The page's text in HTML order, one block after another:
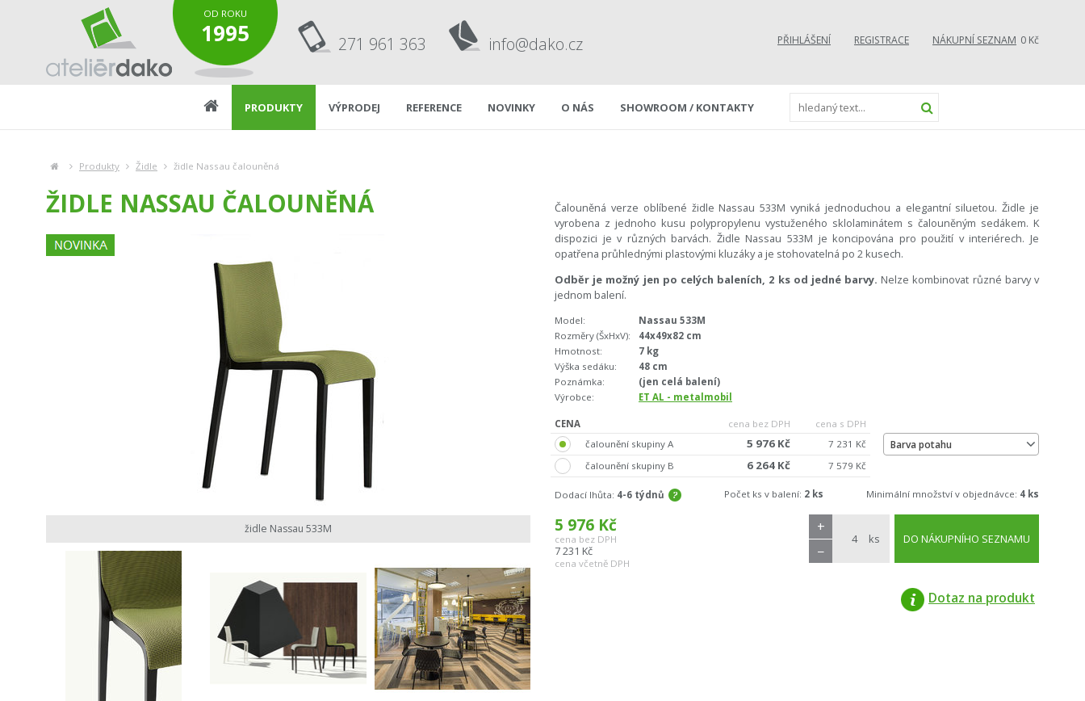
OD ROKU
1995 271 961 363 info@dako.cz PŘIHLÁŠENÍ REGISTRACE NÁKUPNÍ SEZNAM 0 Kč
PRODUKTY VÝPRODEJ REFERENCE NOVINKY O NÁS SHOWROOM / KONTAKTY
Produkty Židle židle Nassau čalouněná
ŽIDLE NASSAU ČALOUNĚNÁ
židle Nassau 533M
Čalouněná verze oblíbené židle Nassau 533M vyniká jednoduchou a elegantní siluetou. Židle je
vyrobena z jednoho kusu polypropylenu vystuženého sklolaminátem s čalouněným sedákem. K
dispozici je v různých barvách. Židle Nassau 533M je koncipována pro použití v interiérech. Je
opatřena průhlednými plastovými kluzáky a je stohovatelná po 2 kusech.
Odběr je možný jen po celých baleních, 2 ks od jedné barvy. Nelze kombinovat různé barvy v
jednom balení.
Model:
Nassau 533M
Rozměry (ŠxHxV):
44x49x82 cm
Hmotnost:
7 kg
Výška sedáku:
48 cm
Poznámka:
(jen celá balení)
Výrobce:
ET AL - metalmobil
CENA cena bez DPH
cena s DPH
čalounění skupiny A
5 976 Kč
7 231 Kč
čalounění skupiny B
6 264 Kč 7 579 Kč
Barva potahu
Dodací lhůta: 4-6 týdnů Počet ks v balení: 2 ks Minimální množství v objednávce: 4 ks
5 976 Kč
cena bez DPH
7 231 Kč
cena včetně DPH
ks
+
−
DO NÁKUPNÍHO SEZNAMU
Dotaz na produkt